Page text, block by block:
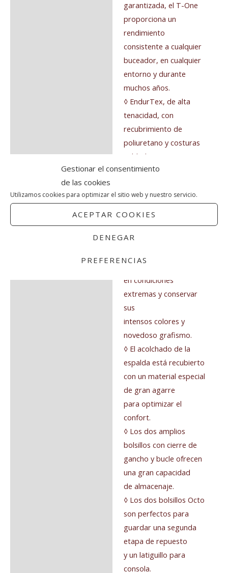
Gestionar el consentimiento
de las cookies
Utilizamos cookies para optimizar el sitio web y nuestro servicio.
ACEPTAR COOKIES
DENEGAR
PREFERENCIAS
garantizada, el T-One
proporciona un
rendimiento
consistente a cualquier
buceador, en cualquier
entorno y durante
muchos años.
◊ EndurTex, de alta
tenacidad, con
recubrimiento de
poliuretano y costuras
soldadas
a alta frecuencia para
ligereza y la durabilidad.
Resultando SCUBAPRO
un chaleco hidrostático
más ligero y versátil.
resistir un uso intensivo
en condiciones
extremas y conservar
sus
intensos colores y
novedoso grafismo.
◊ El acolchado de la
espalda está recubierto
con un material especial
de gran agarre
para optimizar el
confort.
◊ Los dos amplios
bolsillos con cierre de
gancho y bucle ofrecen
una gran capacidad
de almacenaje.
◊ Los dos bolsillos Octo
son perfectos para
guardar una segunda
etapa de repuesto
y un latiguillo para
consola.